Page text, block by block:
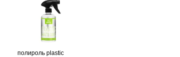
полироль plastic